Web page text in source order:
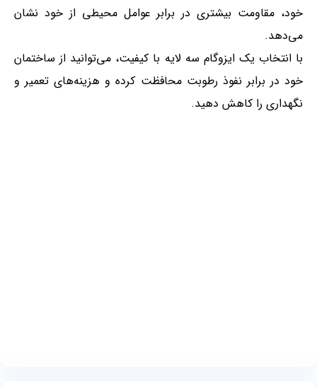
خود، مقاومت بیشتری در برابر عوامل محیطی از خود نشان
می‌دهد.
با انتخاب یک ایزوگام سه لایه با کیفیت، می‌توانید از ساختمان
خود در برابر نفوذ رطوبت محافظت کرده و هزینه‌های تعمیر و
نگهداری را کاهش دهید.